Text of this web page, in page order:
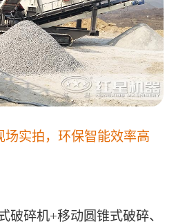
场实拍，环保智能效率高
破碎机+移动圆锥式破碎、